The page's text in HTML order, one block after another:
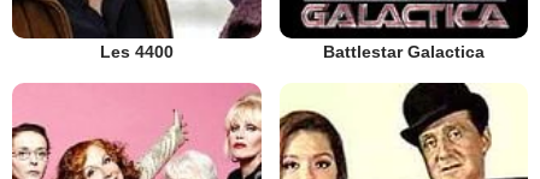
Les 4400 Battlestar Galactica